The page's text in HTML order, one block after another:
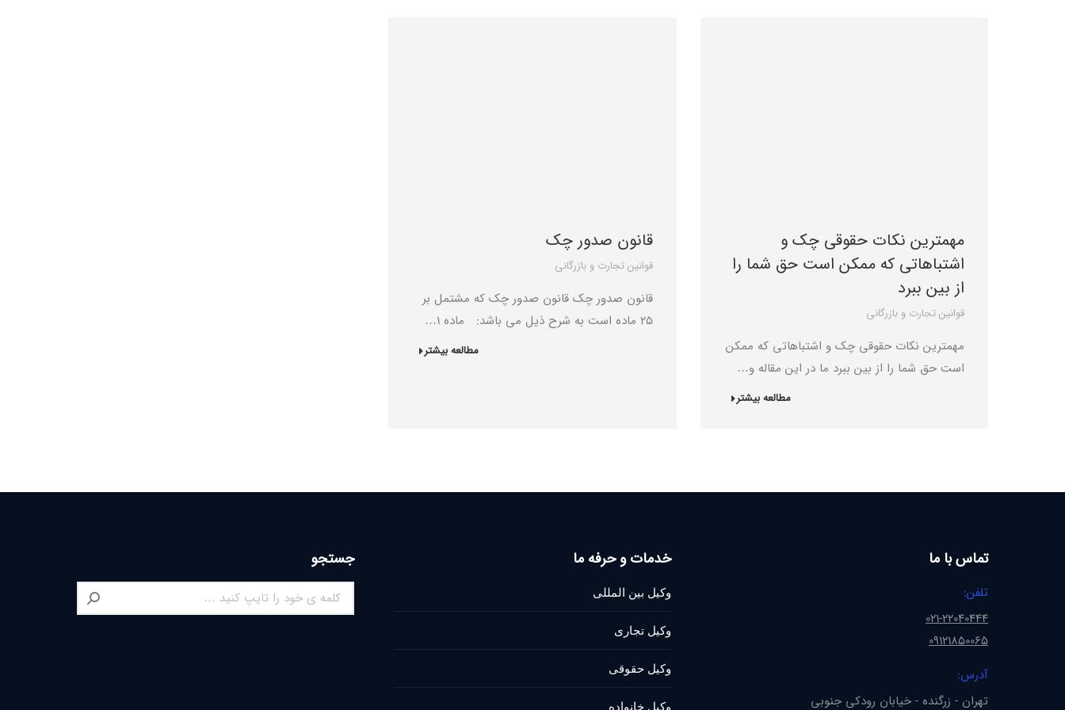
مهمترین نکات حقوقی چک و
اشتباهاتی که ممکن است حق شما را
از بین ببرد
قوانین تجارت و بازرگانی
مهمترین نکات حقوقی چک و اشتباهاتی که ممکن
است حق شما را از بین ببرد ما در این مقاله و…
مطالعه بیشتر
قانون صدور چک
قوانین تجارت و بازرگانی
قانون صدور چک قانون صدور چک که مشتمل بر
25 ماده است به شرح ذیل می باشد: ماده 1…
مطالعه بیشتر
تماس با ما
تلفن:
021-22040444
09121850065
آدرس:
تهران - زرگنده - خیابان رودکی جنوبی
خدمات و حرفه ما
وکیل بین المللی
وکیل تجاری
وکیل حقوقی
وکیل خانواده
جستجو
Search: